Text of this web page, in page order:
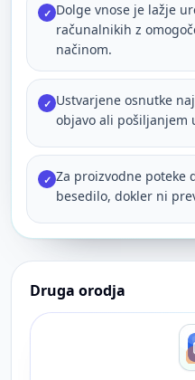
✓ Dolge vnose je lažje
računalnikih z
načinom.
✓ Ustvarjene osnutke
objavo ali pošiljanjem
✓ Za proizvodne poteke
besedilo, dokler ni
Druga orodja